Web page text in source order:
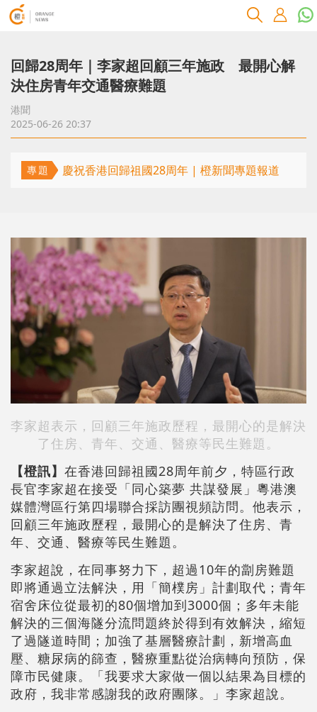
回歸28周年｜李家超回顧三年施政 最開心解
決住房青年交通醫療難題
港聞
2025-06-26 20:37
專題 慶祝香港回歸祖國28周年 | 橙新聞專題報道
李家超表示，回顧三年施政歷程，最開心的是解決
了住房、青年、交通、醫療等民生難題。
【橙訊】 在香港回歸祖國28周年前夕，特區行政
長官李家超在接受「同心築夢 共謀發展」粵港澳
媒體灣區行第四場聯合採訪團視頻訪問。他表示，
回顧三年施政歷程，最開心的是解決了住房、青
年、交通、醫療等民生難題。
李家超說，在同事努力下，超過10年的劏房難題
即將通過立法解決，用「簡樸房」計劃取代；青年
宿舍床位從最初的80個增加到3000個；多年未能
解決的三個海隧分流問題終於得到有效解決，縮短
了過隧道時間；加強了基層醫療計劃，新增高血
壓、糖尿病的篩查，醫療重點從治病轉向預防，保
障市民健康。「我要求大家做一個以結果為目標的
政府，我非常感謝我的政府團隊。」李家超說。